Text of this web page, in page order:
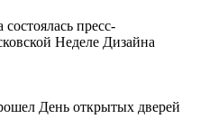
пресс-
Неделе Дизайна
День открытых дверей